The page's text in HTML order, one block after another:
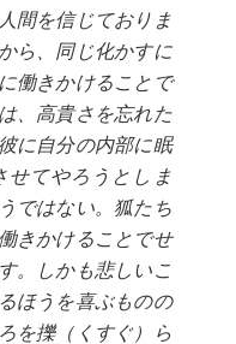
間を信じておりま
ら、同じ化かすに
働きかけることで
、高貴さを忘れた
に自分の内部に眠
せてやろうとしま
ではない。狐たち
きかけることでせ
。しかも悲しいこ
ほうを喜ぶものの
を擽（くすぐ）ら